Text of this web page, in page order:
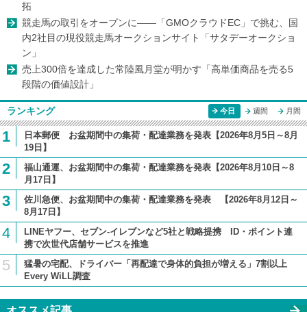
拓
競走馬の取引をオープンに――「GMOクラウドEC」で挑む、国
内2社目の現役競走馬オークションサイト「サタデーオークショ
ン」
売上300倍を達成した常陸風月堂が明かす「高単価商品を売る5
段階の価値設計」
ランキング 今日 週間 月間
1
日本郵便 お盆期間中の集荷・配達業務を発表【2026年8月5日～8月
19日】
2
福山通運、お盆期間中の集荷・配達業務を発表【2026年8月10日～8
月17日】
3
佐川急便、お盆期間中の集荷・配達業務を発表 【2026年8月12日～
8月17日】
4
LINEヤフー、セブン-イレブンなど5社と戦略提携 ID・ポイント連
携で次世代店舗サービスを推進
5
猛暑の宅配、ドライバー「再配達で身体的負担が増える」7割以上
Every WiLL調査